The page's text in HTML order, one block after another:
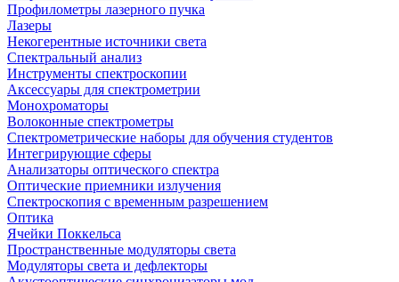
Профилометры лазерного пучка
Лазеры
Некогерентные источники света
Спектральный анализ
Инструменты спектроскопии
Аксессуары для спектрометрии
Монохроматоры
Волоконные спектрометры
Спектрометрические наборы для обучения студентов
Интегрирующие сферы
Анализаторы оптического спектра
Оптические приемники излучения
Спектроскопия с временным разрешением
Оптика
Ячейки Поккельса
Пространственные модуляторы света
Модуляторы света и дефлекторы